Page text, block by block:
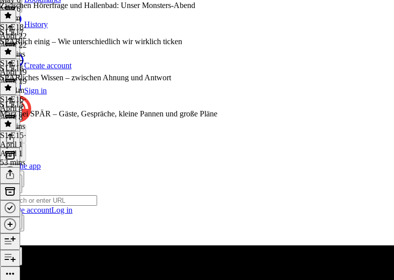
History
Create account
Sign in
Get the app
Create accountLog in
May 6
1h 3m
Zwischen Hörerfrage und Hallenbad: Unser Monsters-Abend
S1 E18·
April 22
April 22
45 mins
S1 E17
SPÄRlich einig – Wie unterschiedlich wir wirklich ticken
S1 E17·
April 19
April 19
1h 21m
S1 E16
SPÄRliches Wissen – zwischen Ahnung und Antwort
S1 E16·
April 8
April 8
41 mins
S1 E15
März bei SPÄR – Gäste, Gespräche, kleine Pannen und große Pläne
S1 E15·
April 1
April 1
53 mins